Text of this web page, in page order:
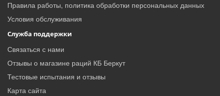
Правила работы, политика обработки персональных данных
Условия обслуживания
Служба поддержки
Связаться с нами
Отзывы о магазине раций КБ Беркут
Тестовые испытания и отзывы
Карта сайта